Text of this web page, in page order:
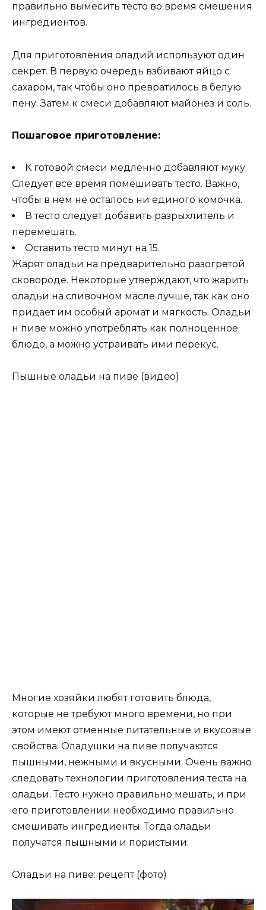
правильно вымесить тесто во время смешения
ингредиентов.
Для приготовления оладий используют один
секрет. В первую очередь взбивают яйцо с
сахаром, так чтобы оно превратилось в белую
пену. Затем к смеси добавляют майонез и соль.
Пошаговое приготовление:
К готовой смеси медленно добавляют муку.
Следует все время помешивать тесто. Важно,
чтобы в нем не осталось ни единого комочка.
В тесто следует добавить разрыхлитель и
перемешать.
Оставить тесто минут на 15.
Жарят оладьи на предварительно разогретой
сковороде. Некоторые утверждают, что жарить
оладьи на сливочном масле лучше, так как оно
придает им особый аромат и мягкость. Оладьи
н пиве можно употреблять как полноценное
блюдо, а можно устраивать ими перекус.
Пышные оладьи на пиве (видео)
Многие хозяйки любят готовить блюда,
которые не требуют много времени, но при
этом имеют отменные питательные и вкусовые
свойства. Оладушки на пиве получаются
пышными, нежными и вкусными. Очень важно
следовать технологии приготовления теста на
оладьи. Тесто нужно правильно мешать, и при
его приготовлении необходимо правильно
смешивать ингредиенты. Тогда оладьи
получатся пышными и пористыми.
Оладьи на пиве: рецепт (фото)